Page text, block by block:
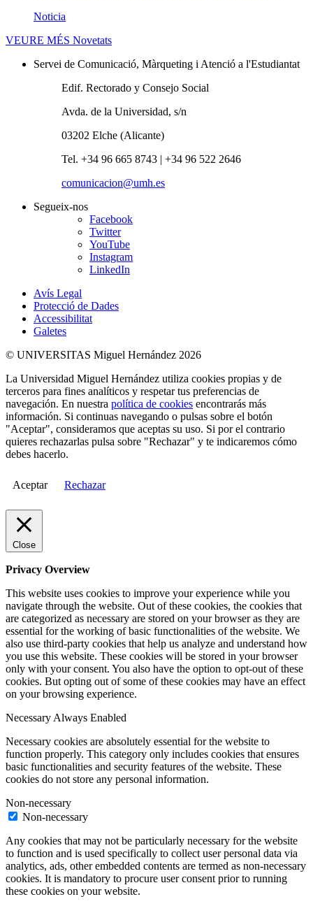
Noticia
VEURE MÉS Novetats
Servei de Comunicació, Màrqueting i Atenció a l'Estudiantat
Edif. Rectorado y Consejo Social
Avda. de la Universidad, s/n
03202 Elche (Alicante)
Tel. +34 96 665 8743 | +34 96 522 2646
comunicacion@umh.es
Segueix-nos
Facebook
Twitter
YouTube
Instagram
LinkedIn
Avís Legal
Protecció de Dades
Accessibilitat
Galetes
© UNIVERSITAS Miguel Hernández 2026
La Universidad Miguel Hernández utiliza cookies propias y de
terceros para fines analíticos y respetar tus preferencias de
navegación. En nuestra política de cookies encontrarás más
información. Si continuas navegando o pulsas sobre el botón
"Aceptar", consideramos que aceptas su uso. Si por el contrario
quieres rechazarlas pulsa sobre "Rechazar" y te indicaremos cómo
debes hacerlo.
Aceptar Rechazar
Close
Privacy Overview
This website uses cookies to improve your experience while you
navigate through the website. Out of these cookies, the cookies that
are categorized as necessary are stored on your browser as they are
essential for the working of basic functionalities of the website. We
also use third-party cookies that help us analyze and understand how
you use this website. These cookies will be stored in your browser
only with your consent. You also have the option to opt-out of these
cookies. But opting out of some of these cookies may have an effect
on your browsing experience.
Necessary Always Enabled
Necessary cookies are absolutely essential for the website to
function properly. This category only includes cookies that ensures
basic functionalities and security features of the website. These
cookies do not store any personal information.
Non-necessary
Non-necessary
Any cookies that may not be particularly necessary for the website
to function and is used specifically to collect user personal data via
analytics, ads, other embedded contents are termed as non-necessary
cookies. It is mandatory to procure user consent prior to running
these cookies on your website.